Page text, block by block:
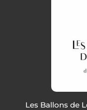
Les Ballons de